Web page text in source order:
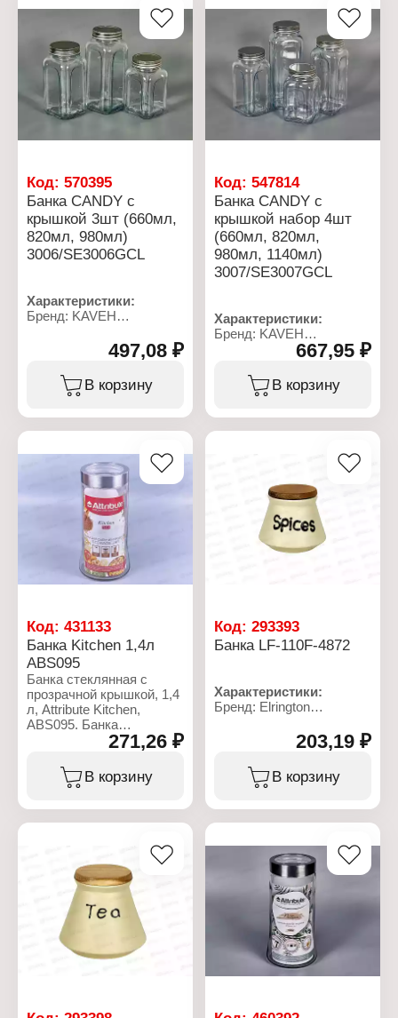
крышкой
Объем: 820 мл
Материал: нержавеющая
сталь, стекло
Размер: 8,5х8,5х17 см
Диаметр горлышка: 6 см
Цвет: прозрачный
Декор: без рисунка
крышка
крышкой
Объем: 980 мл
Материал: нержавеющая
сталь, стекло
Размер: 7,5х7,5х14,5 см
Диаметр горлышка: 6 см
Цвет: прозрачный
Декор: без рисунка
Тип крышки: винтовая
крышка
Код: 570395
Банка CANDY с
крышкой 3шт (660мл,
820мл, 980мл)
3006/SE3006GCL
Характеристики:
Бренд: KAVEH
3006/SE3006GCL
Тип товара: Банка
Назначение: для
Вариация: набор
Материал: стекло,
Объем: 660 мл, 820 мл,
980 мл
Цвет: прозрачный
Декор: без рисунка
Тип крышки: винтовая
497,08 ₽
В корзину
Код:547814
Банка CANDY с
крышкой набор 4шт
(660мл, 820мл,
980мл, 1140мл)
3007/SE3007GCL
Характеристики:
Бренд: KAVEH
Серия: Candy
Тип товара: Банка
Объем: 660 мл, 820 мл,
980 мл, 1140 мл
Цвет: прозрачный
Декор: без рисунка
667,95 ₽
В корзину
Код: 431133
Банка Kitchen 1,4л
ABS095
Банка стеклянная с
прозрачной крышкой, 1,4
л, Attribute Kitchen,
ABS095. Банка
изготовлена из
высококачественного
стекла. Емкость
подходит для хранения
металлической крышкой,
которая плотно и
герметично закрывается,
дольше сохраняя аромат
и свежесть содержимого.
Характеристики:
Бренд: Attribute
продуктов
271,26 ₽
В корзину
Код:293393
Банка LF-110F-4872
Характеристики:
Бренд: Elrington
Серия: Суфле
Тип товара: Банка
Назначение: для
сыпучих продуктов
крышкой
Материал: дерево,
керамика
Цвет: белый
203,19 ₽
В корзину